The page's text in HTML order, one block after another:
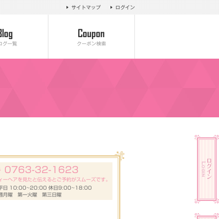
ログイン
サイトマップ
クーポン検索
グ一覧
0763-32-1623
ヘアを見たと伝えるとご予約がスムーズです。
日 10:00~20:00 休日9:00~18:00
月曜 第一火曜 第三日曜